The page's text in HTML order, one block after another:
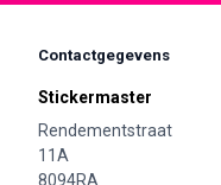
Contactgegevens
Stickermaster
Rendementstraat
11A
8094RA